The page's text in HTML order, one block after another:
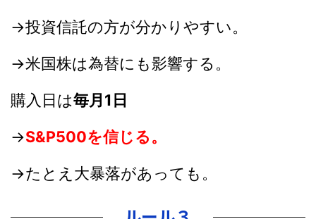
→投資信託の方が分かりやすい。
→米国株は為替にも影響する。
購入日は毎月1日
→S&P500を信じる。
→たとえ大暴落があっても。